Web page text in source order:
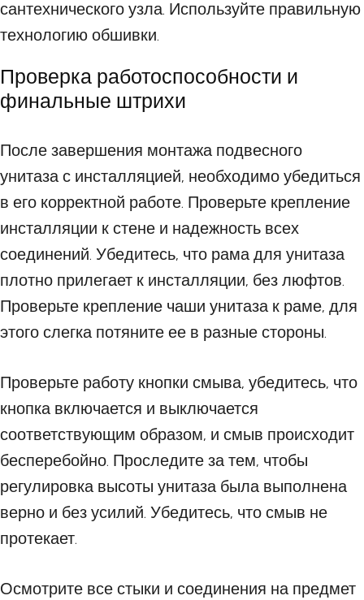
сантехнического узла. Используйте правильную
технологию обшивки.
Проверка работоспособности и
финальные штрихи
После завершения монтажа подвесного
унитаза с инсталляцией, необходимо убедиться
в его корректной работе. Проверьте крепление
инсталляции к стене и надежность всех
соединений. Убедитесь, что рама для унитаза
плотно прилегает к инсталляции, без люфтов.
Проверьте крепление чаши унитаза к раме, для
этого слегка потяните ее в разные стороны.
Проверьте работу кнопки смыва, убедитесь, что
кнопка включается и выключается
соответствующим образом, и смыв происходит
бесперебойно. Проследите за тем, чтобы
регулировка высоты унитаза была выполнена
верно и без усилий. Убедитесь, что смыв не
протекает.
Осмотрите все стыки и соединения на предмет